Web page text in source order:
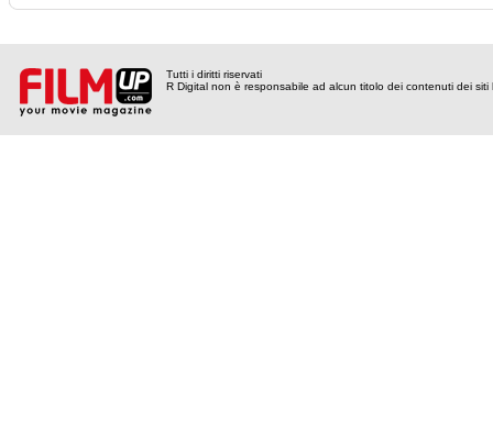
Tutti i diritti riservati
R Digital non è responsabile ad alcun titolo dei contenuti dei siti